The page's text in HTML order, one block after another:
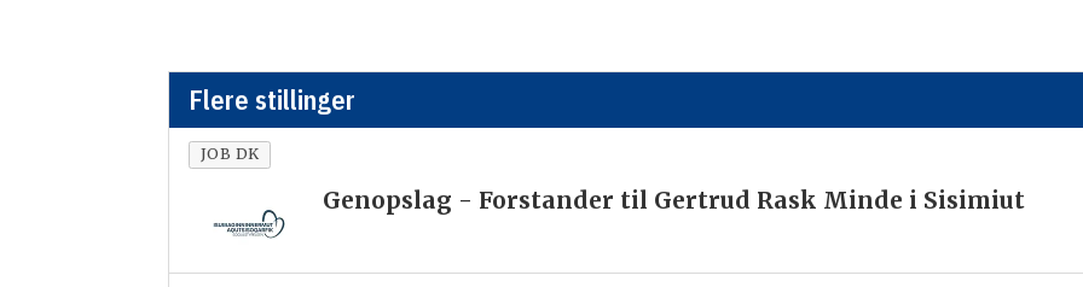
Flere stillinger
JOB DK
Genopslag - Forstander til Gertrud Rask Minde i Sisimiut